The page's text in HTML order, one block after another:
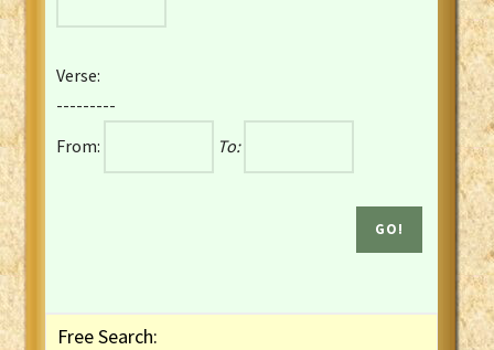
French Darby Bible
French Louis Segond Bible
Gaelic (Manx) Selections
Gaelic (Scottish) Mark
Verse:
---------
From:
To:
Free Search: